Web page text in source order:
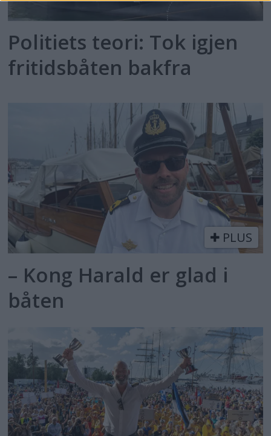
Politiets teori: Tok igjen
fritidsbåten bakfra
PLUS
– Kong Harald er glad i
båten